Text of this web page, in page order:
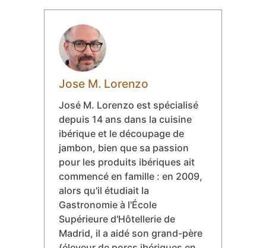
d’origine. D.O. Calasparra ou D.O. Arroz
de Valencia sur l’étiquette, c’est non
négociable. Tout le reste est
marketing.
Auteur
Jose M. Lorenzo
José M. Lorenzo est spécialisé
depuis 14 ans dans la cuisine
ibérique et le découpage de